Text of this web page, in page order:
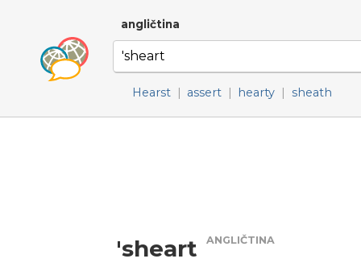
angličtina
Hearst | assert | hearty | sheath
'sheart ANGLIČTINA